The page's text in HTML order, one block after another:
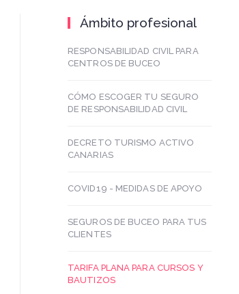
Ámbito profesional
RESPONSABILIDAD CIVIL PARA
CENTROS DE BUCEO
CÓMO ESCOGER TU SEGURO
DE RESPONSABILIDAD CIVIL
DECRETO TURISMO ACTIVO
CANARIAS
COVID19 - MEDIDAS DE APOYO
SEGUROS DE BUCEO PARA TUS
CLIENTES
TARIFA PLANA PARA CURSOS Y
BAUTIZOS